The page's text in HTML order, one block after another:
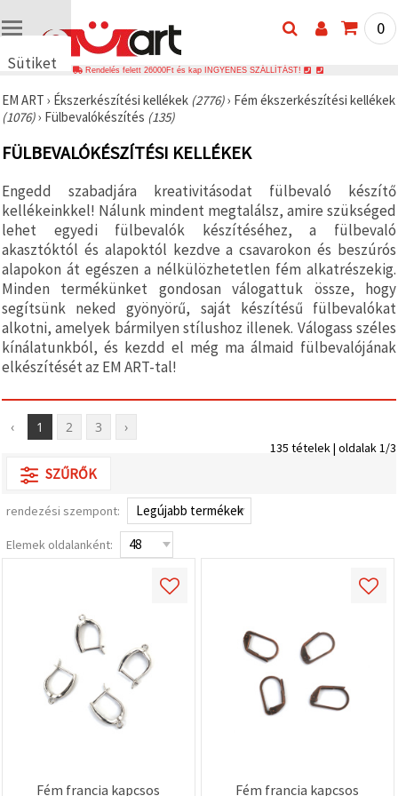
Sütiket
🍪 Cookie-
kat és
technológiákat
használunk
érdekében,
hogy
biztosítsuk
a weboldal
megfelelő
működését,
javítsuk az
Ön
felhasználói
élményét,
és az Ön
hozzájárulásával
elemezzük
a
valamint
tartalmat
jelenítsünk
beleértve
analitikai és
segítségével
is.
sütit, vagy
Beállításokban
0
Rendelés felett 26000Ft és kap INGYENES SZÁLLÍTÁST!
EM ART › Ékszerkészítési kellékek (2776)› Fém ékszerkészítési kellékek
(1076)› Fülbevalókészítés (135)
FÜLBEVALÓKÉSZÍTÉSI KELLÉKEK
Engedd szabadjára kreativitásodat fülbevaló készítő
kellékeinkkel! Nálunk mindent megtalálsz, amire szükséged
lehet egyedi fülbevalók készítéséhez, a fülbevaló
akasztóktól és alapoktól kezdve a csavarokon és beszúrós
alapokon át egészen a nélkülözhetetlen fém alkatrészekig.
Minden termékünket gondosan válogattuk össze, hogy
segítsünk neked gyönyörű, saját készítésű fülbevalókat
alkotni, amelyek bármilyen stílushoz illenek. Válogass széles
kínálatunkból, és kezdd el még ma álmaid fülbevalójának
elkészítését az EM ART-tal!
‹ 1 2 3 ›
135 tételek | oldalak 1/3
SZŰRŐK
rendezési szempont:
Elemek oldalanként:
Fém francia kapcsos
Fém francia kapcsos